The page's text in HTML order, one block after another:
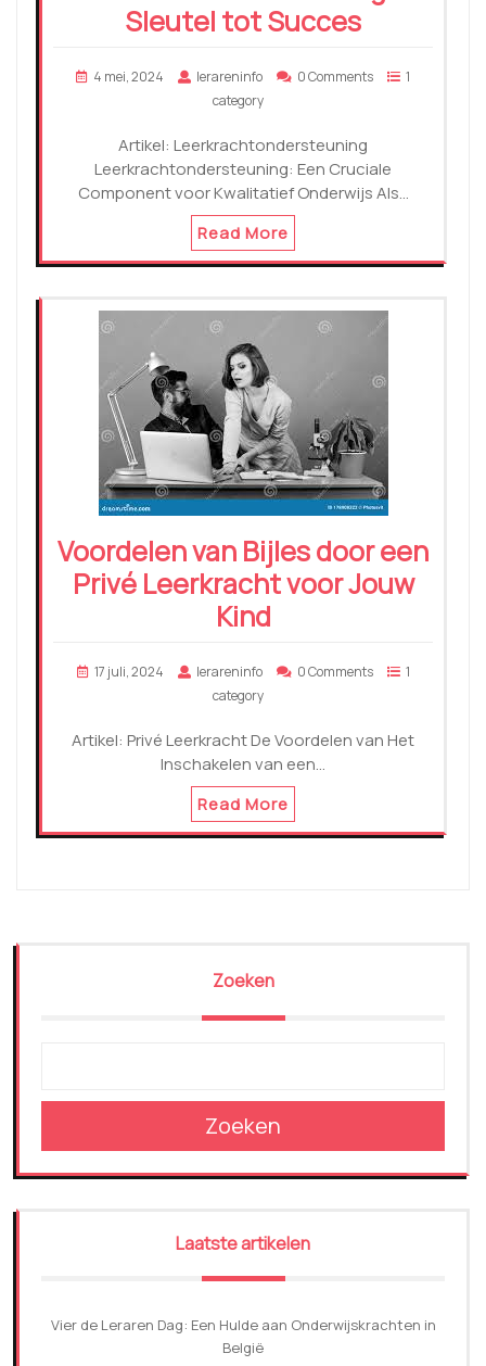
Sleutel tot Succes
4 mei, 2024 lerareninfo 0 Comments
1
category
Artikel: Leerkrachtondersteuning
Leerkrachtondersteuning: Een Cruciale
Component voor Kwalitatief Onderwijs Als…
Read More
Voordelen van Bijles door een
Privé Leerkracht voor Jouw
Kind
17 juli, 2024 lerareninfo 0 Comments
1
category
Artikel: Privé Leerkracht De Voordelen van Het
Inschakelen van een…
Read More
Zoeken
Zoeken
Laatste artikelen
Vier de Leraren Dag: Een Hulde aan Onderwijskrachten in
België